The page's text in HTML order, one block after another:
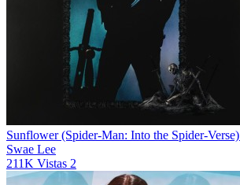
Sunflower (Spider-Man: Into the Spider-Verse)
Swae Lee
211K Vistas 2